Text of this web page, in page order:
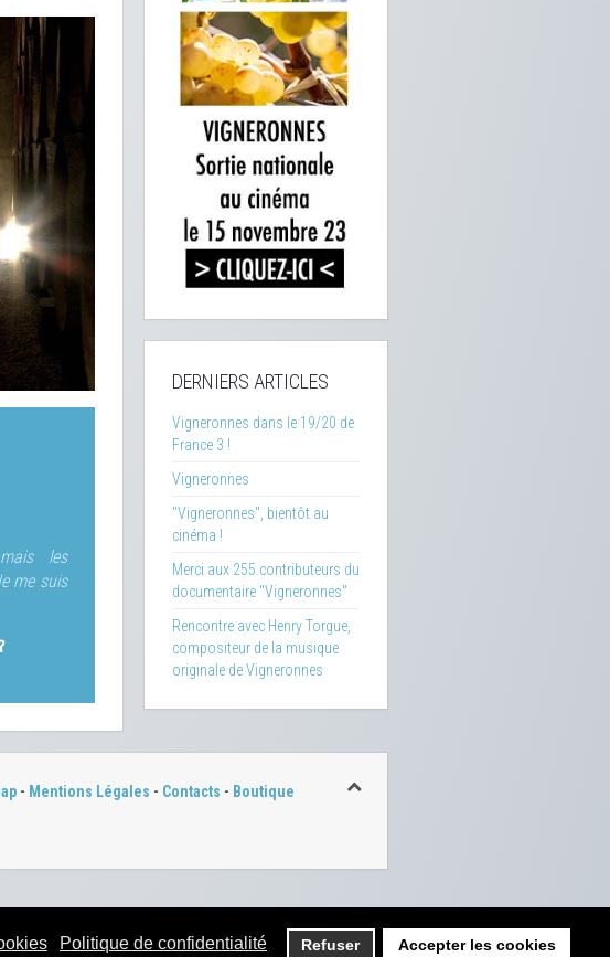
Politique de confidentialité Refuser Accepter les cookies
les
me suis
DERNIERS ARTICLES
Vigneronnes dans le 19/20 de
France 3 !
Vigneronnes
"Vigneronnes", bientôt au
cinéma !
Merci aux 255 contributeurs du
documentaire "Vigneronnes"
Rencontre avec Henry Torgue,
compositeur de la musique
originale de Vigneronnes
- Mentions Légales - Contacts - Boutique